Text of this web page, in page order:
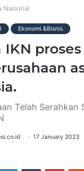
Nasional
Ekonomi &Bisnis
proses
Telah Serahkan
17 January 2023